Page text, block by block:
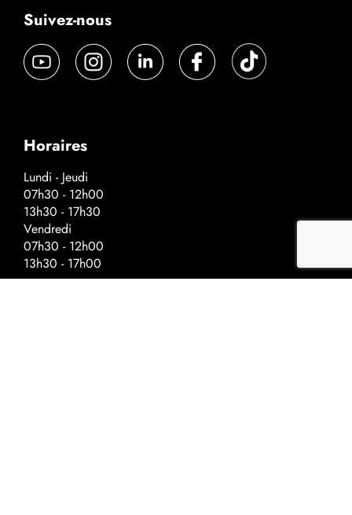
Suivez-nous
Horaires
Lundi - Jeudi
07h30 - 12h00
13h30 - 17h30
Vendredi
07h30 - 12h00
13h30 - 17h00